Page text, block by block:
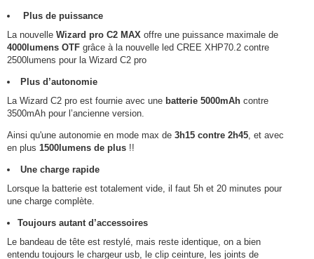
Plus de puissance
La nouvelle Wizard pro C2 MAX offre une puissance maximale de
4000lumens OTF grâce à la nouvelle led CREE XHP70.2 contre
2500lumens pour la Wizard C2 pro
Plus d’autonomie
La Wizard C2 pro est fournie avec une batterie 5000mAh contre
3500mAh pour l’ancienne version.
Ainsi qu'une autonomie en mode max de 3h15 contre 2h45, et avec
en plus 1500lumens de plus !!
Une charge rapide
Lorsque la batterie est totalement vide, il faut 5h et 20 minutes pour
une charge complète.
Toujours autant d’accessoires
Le bandeau de tête est restylé, mais reste identique, on a bien
entendu toujours le chargeur usb, le clip ceinture, les joints de